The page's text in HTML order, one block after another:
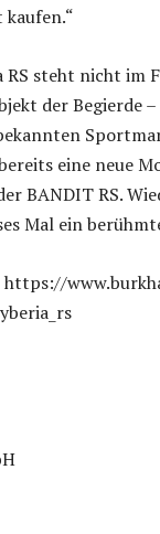
steht nicht im
der Begierde
eine neue
BANDIT RS.
Mal ein